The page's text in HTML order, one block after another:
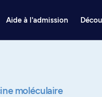
Aide à l'admission
moléculaire